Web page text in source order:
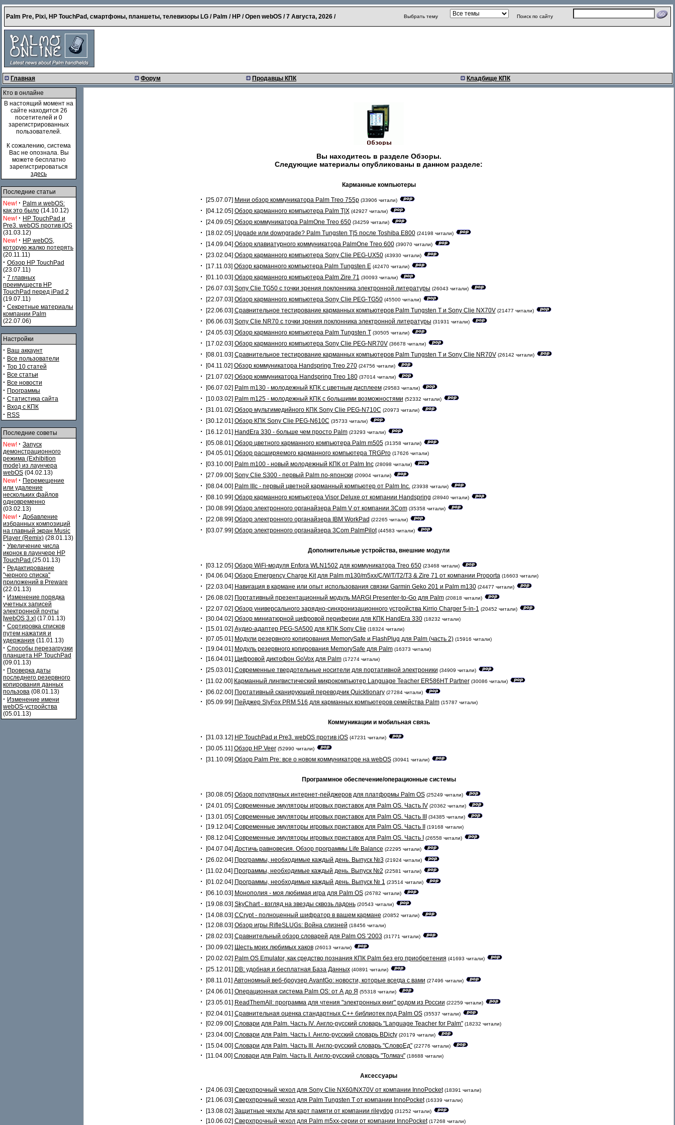
Palm Pre, Pixi, HP TouchPad, смартфоны, планшеты, телевизоры LG / Palm / HP / Open webOS /7 Августа, 2026 / Выбрать тему Поиск по сайту
Главная Форум Продавцы КПК Кладбище КПК
Кто в онлайне
В настоящий момент на
сайте находится 26
посетителей и 0
зарегистрированных
пользователей.
К сожалению, система
Вас не опознала. Вы
можете бесплатно
зарегистрироваться
здесь
Последние статьи
New! · Palm и webOS:
как это было (14.10.12)
New! · HP TouchPad и
Pre3. webOS против iOS
(31.03.12)
New! · HP webOS,
которую жалко потерять
(20.11.11)
· Обзор HP TouchPad
(23.07.11)
· 7 главных
преимуществ HP
TouchPad перед iPad 2
(19.07.11)
· Секретные материалы
компании Palm
(22.07.06)
Настройки
· Ваш аккаунт
· Все пользователи
· Top 10 статей
· Все статьи
· Все новости
· Программы
· Статистика сайта
· Вход с КПК
· RSS
Последние советы
New! · Запуск
демонстрационного
режима (Exhibition
mode) из лаунчера
webOS (04.02.13)
New! · Перемещение
или удаление
нескольких файлов
одновременно
(03.02.13)
New! · Добавление
избранных композиций
на главный экран Music
Player (Remix) (28.01.13)
· Увеличение числа
иконок в лаунчере HP
TouchPad (25.01.13)
· Редактирование
"черного списка"
приложений в Preware
(22.01.13)
· Изменение порядка
учетных записей
электронной почты
[webOS 3.x] (17.01.13)
· Сортировка списков
путем нажатия и
удержания (11.01.13)
· Способы перезагрузки
планшета HP TouchPad
(09.01.13)
· Проверка даты
последнего резервного
копирования данных
пользова (08.01.13)
· Изменение имени
webOS-устройства
(05.01.13)
Вы находитесь в разделе Обзоры.
Следующие материалы опубликованы в данном разделе:
Карманные компьютеры
· [25.07.07] Мини обзор коммуникатора Palm Treo 755p (33906 читали)
· [04.12.05] Обзор карманного компьютера Palm T|X (42927 читали)
· [24.09.05] Обзор коммуникатора PalmOne Treo 650 (34259 читали)
· [18.02.05] Upgade или downgrade? Palm Tungsten T|5 после Toshiba E800 (24198 читали)
· [14.09.04] Обзор клавиатурного коммуникатора PalmOne Treo 600 (39070 читали)
· [23.02.04] Обзор карманного компьютера Sony Clie PEG-UX50 (43930 читали)
· [17.11.03] Обзор карманного компьютера Palm Tungsten E (42470 читали)
· [01.10.03] Обзор карманного компьютера Palm Zire 71 (30093 читали)
· [26.07.03] Sony Clie TG50 с точки зрения поклонника электронной литературы (26043 читали)
· [22.07.03] Обзор карманного компьютера Sony Clie PEG-TG50 (45500 читали)
· [22.06.03] Сравнительное тестирование карманных компьютеров Palm Tungsten T и Sony Clie NX70V (21477 читали)
· [06.06.03] Sony Clie NR70 с точки зрения поклонника электронной литературы (31931 читали)
· [24.05.03] Обзор карманного компьютера Palm Tungsten T (30505 читали)
· [17.02.03] Обзор карманного компьютера Sony Clie PEG-NR70V (36678 читали)
· [08.01.03] Сравнительное тестирование карманных компьютеров Palm Tungsten T и Sony Clie NR70V (26142 читали)
· [04.11.02] Обзор коммуникатора Handspring Treo 270 (24756 читали)
· [21.07.02] Обзор коммуникатора Handspring Treo 180 (37014 читали)
· [06.07.02] Palm m130 - молодежный КПК с цветным дисплеем (29583 читали)
· [10.03.02] Palm m125 - молодежный КПК с большими возможностями (52332 читали)
· [31.01.02] Обзор мультимедийного КПК Sony Clie PEG-N710C (20973 читали)
· [30.12.01] Обзор КПК Sony Clie PEG-N610C (35733 читали)
· [16.12.01] HandEra 330 - больше чем просто Palm (23293 читали)
· [05.08.01] Обзор цветного карманного компьютера Palm m505 (31358 читали)
· [04.05.01] Обзор расширяемого карманного компьютера TRGPro (17626 читали)
· [03.10.00] Palm m100 - новый молодежный КПК от Palm Inc (28098 читали)
· [27.09.00] Sony Clie S300 - первый Palm по-японски (20904 читали)
· [08.04.00] Palm IIIc - первый цветной карманный компьютер от Palm Inc. (23938 читали)
· [08.10.99] Обзор карманного компьютера Visor Deluxe от компании Handspring (28940 читали)
· [30.08.99] Обзор электронного органайзера Palm V от компании 3Com (35358 читали)
· [22.08.99] Обзор электронного органайзера IBM WorkPad (22265 читали)
· [03.07.99] Обзор электронного органайзера 3Com PalmPilot (44583 читали)
Дополнительные устройства, внешние модули
· [03.12.05] Обзор WiFi-модуля Enfora WLN1502 для коммуникатора Treo 650 (23468 читали)
· [04.06.04] Обзор Emergency Charge Kit для Palm m130/m5xx/C/W/T/T2/T3 & Zire 71 от компании Proporta (16603 читали)
· [22.03.04] Навигация в кармане или опыт использования связки Garmin Geko 201 и Palm m130 (24477 читали)
· [26.08.02] Портативный презентационный модуль MARGI Presenter-to-Go для Palm (20818 читали)
· [22.07.02] Обзор универсального зарядно-синхронизационного устройства Kirrio Charger 5-in-1 (20452 читали)
· [30.04.02] Обзор миниатюрной цифровой периферии для КПК HandEra 330 (18232 читали)
· [15.01.02] Аудио-адаптер PEG-SA500 для КПК Sony Clie (18324 читали)
· [07.05.01] Модули резервного копирования MemorySafe и FlashPlug для Palm (часть 2) (15916 читали)
· [19.04.01] Модуль резервного копирования MemorySafe для Palm (16373 читали)
· [16.04.01] Цифровой диктофон GoVox для Palm (17274 читали)
· [25.03.01] Современные твердотельные носители для портативной электроники (34909 читали)
· [11.02.00] Карманный лингвистический микрокомпьютер Language Teacher ER586HT Partner (30086 читали)
· [06.02.00] Портативный сканирующий переводчик Quicktionary (27284 читали)
· [05.09.99] Пейджер SlyFox PRM 516 для карманных компьютеров семейства Palm (15787 читали)
Коммуникации и мобильная связь
· [31.03.12] HP TouchPad и Pre3. webOS против iOS (47231 читали)
· [30.05.11] Обзор HP Veer (52990 читали)
· [31.10.09] Обзор Palm Pre: все о новом коммуникаторе на webOS (30941 читали)
Программное обеспечение/операционные системы
· [30.08.05] Обзор популярных интернет-пейджеров для платформы Palm OS (25249 читали)
· [24.01.05] Современные эмуляторы игровых приставок для Palm OS. Часть IV (20362 читали)
· [13.01.05] Современные эмуляторы игровых приставок для Palm OS. Часть III (34385 читали)
· [19.12.04] Современные эмуляторы игровых приставок для Palm OS. Часть II (19168 читали)
· [08.12.04] Современные эмуляторы игровых приставок для Palm OS. Часть I (26558 читали)
· [04.07.04] Достичь равновесия. Обзор программы Life Balance (22295 читали)
· [26.02.04] Программы, необходимые каждый день. Выпуск №3 (21924 читали)
· [11.02.04] Программы, необходимые каждый день. Выпуск №2 (22581 читали)
· [01.02.04] Программы, необходимые каждый день. Выпуск № 1 (23514 читали)
· [06.10.03] Монополия - моя любимая игра для Palm OS (26782 читали)
· [19.08.03] SkyChart - взгляд на звезды сквозь ладонь (20543 читали)
· [14.08.03] CCrypt - полноценный шифратор в вашем кармане (20852 читали)
· [12.08.03] Обзор игры RifleSLUGs: Война слизней (18456 читали)
· [28.02.03] Сравнительный обзор словарей для Palm OS '2003 (31771 читали)
· [30.09.02] Шесть моих любимых хаков (26013 читали)
· [20.02.02] Palm OS Emulator, как средство познания КПК Palm без его приобретения (41693 читали)
· [25.12.01] DB: удобная и бесплатная База Данных (40891 читали)
· [08.11.01] Автономный веб-броузер AvantGo: новости, которые всегда с вами (27496 читали)
· [24.06.01] Операционная система Palm OS: от А до Я (55318 читали)
· [23.05.01] ReadThemAll: программа для чтения "электронных книг" родом из России (22259 читали)
· [02.04.01] Сравнительная оценка стандартных С++ библиотек под Palm OS (35537 читали)
· [02.09.00] Cловари для Palm. Часть IV. Англо-русский словарь "Language Teacher for Palm" (18232 читали)
· [23.04.00] Словари для Palm. Часть I. Англо-русский словарь BDicty (20179 читали)
· [15.04.00] Cловари для Palm. Часть III. Англо-русский словарь "СловоЕд" (22776 читали)
· [11.04.00] Словари для Palm. Часть II. Англо-русский словарь "Толмач" (18688 читали)
Аксессуары
· [24.06.03] Сверхпрочный чехол для Sony Clie NX60/NX70V от компании InnoPocket (18391 читали)
· [21.06.03] Сверхпрочный чехол для Palm Tungsten T от компании InnoPocket (16339 читали)
· [13.08.02] Защитные чехлы для карт памяти от компании rileydog (31252 читали)
· [10.06.02] Сверхпрочный чехол для Palm m5xx-серии от компании InnoPocket (17268 читали)